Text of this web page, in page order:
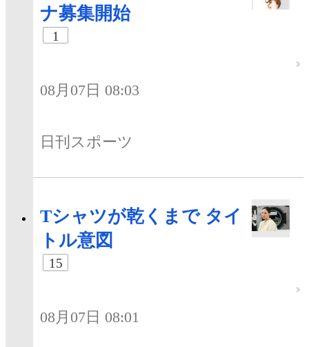
ナ募集開始
1
08月07日 08:03
日刊スポーツ
Tシャツが乾くまで タイ
トル意図
15
08月07日 08:01